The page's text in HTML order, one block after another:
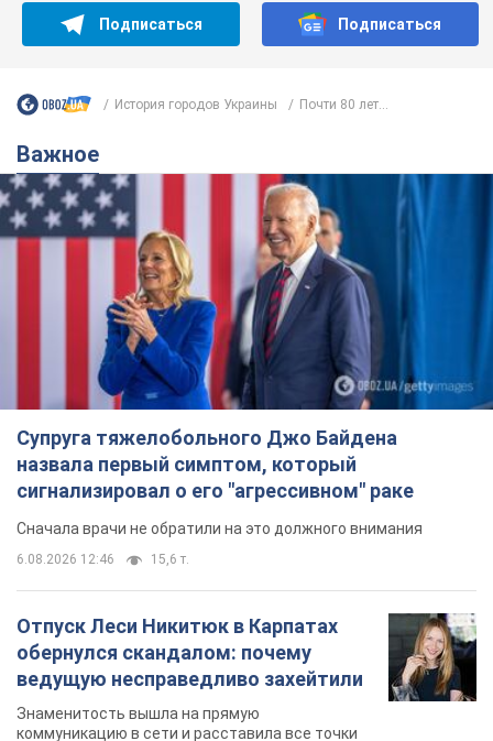
Супруга тяжелобольного Джо Байдена
назвала первый симптом, который
сигнализировал о его "агрессивном" раке
Сначала врачи не обратили на это должного внимания
6.08.2026 12:46 15,6 т.
Отпуск Леси Никитюк в Карпатах
обернулся скандалом: почему
ведущую несправедливо захейтили
Знаменитость вышла на прямую
над "i"
9 годин тому 12,5 т.
"Динамо" с победы стартовало в
квалификации Лиги конференций.
Видео
Матч прошел в Люблине